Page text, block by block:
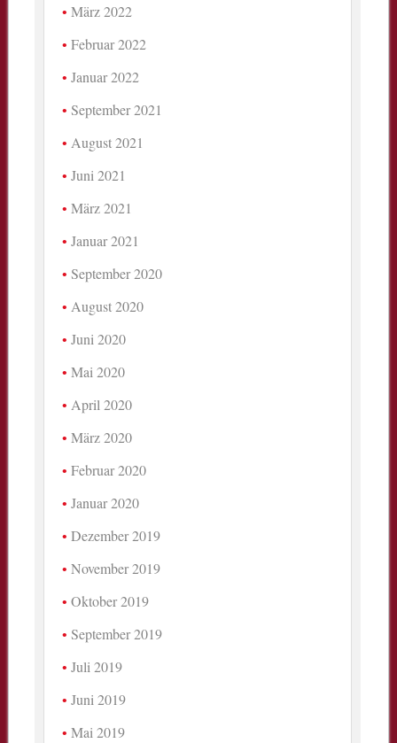
März 2022
Februar 2022
Januar 2022
September 2021
August 2021
Juni 2021
März 2021
Januar 2021
September 2020
August 2020
Juni 2020
Mai 2020
April 2020
März 2020
Februar 2020
Januar 2020
Dezember 2019
November 2019
Oktober 2019
September 2019
Juli 2019
Juni 2019
Mai 2019